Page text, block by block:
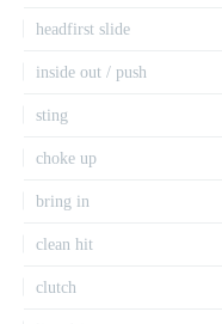
headfirst slide
inside out / push
sting
choke up
bring in
clean hit
clutch